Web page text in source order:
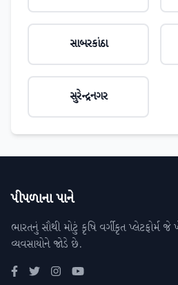
સાબરકાંઠા
સુરેન્દ્રનગર
પીપળાના પાને
ભારતનું સૌથી મોટું કૃષિ વર્ગીકૃત પ્લેટફોર્મ
વ્યવસાયોને જોડે છે.